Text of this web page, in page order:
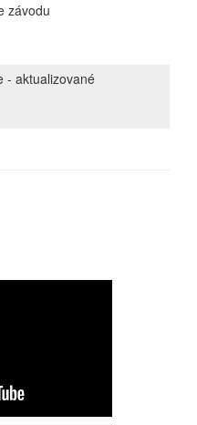
závodu
- aktualizované